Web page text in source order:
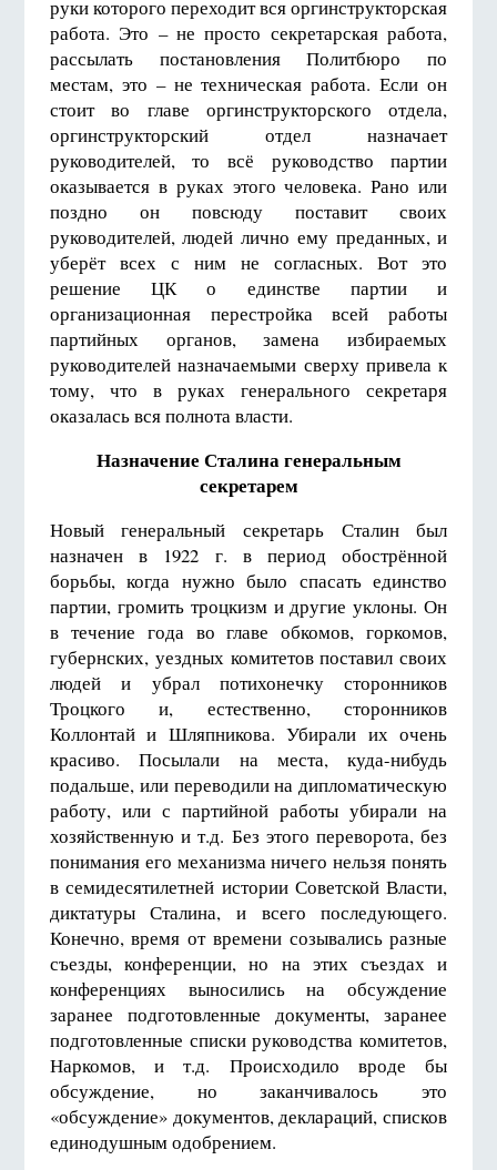
руки которого переходит вся оргинструкторская
работа. Это – не просто секретарская работа,
рассылать постановления Политбюро по
местам, это – не техническая работа. Если он
стоит во главе оргинструкторского отдела,
оргинструкторский отдел назначает
руководителей, то всё руководство партии
оказывается в руках этого человека. Рано или
поздно он повсюду поставит своих
руководителей, людей лично ему преданных, и
уберёт всех с ним не согласных. Вот это
решение ЦК о единстве партии и
организационная перестройка всей работы
партийных органов, замена избираемых
руководителей назначаемыми сверху привела к
тому, что в руках генерального секретаря
оказалась вся полнота власти.
Назначение Сталина генеральным
секретарем
Новый генеральный секретарь Сталин был
назначен в 1922 г. в период обострённой
борьбы, когда нужно было спасать единство
партии, громить троцкизм и другие уклоны. Он
в течение года во главе обкомов, горкомов,
губернских, уездных комитетов поставил своих
людей и убрал потихонечку сторонников
Троцкого и, естественно, сторонников
Коллонтай и Шляпникова. Убирали их очень
красиво. Посылали на места, куда-нибудь
подальше, или переводили на дипломатическую
работу, или с партийной работы убирали на
хозяйственную и т.д. Без этого переворота, без
понимания его механизма ничего нельзя понять
в семидесятилетней истории Советской Власти,
диктатуры Сталина, и всего последующего.
Конечно, время от времени созывались разные
съезды, конференции, но на этих съездах и
конференциях выносились на обсуждение
заранее подготовленные документы, заранее
подготовленные списки руководства комитетов,
Наркомов, и т.д. Происходило вроде бы
обсуждение, но заканчивалось это
«обсуждение» документов, деклараций, списков
единодушным одобрением.